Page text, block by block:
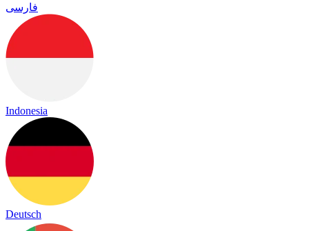
فارسی
Indonesia
Deutsch